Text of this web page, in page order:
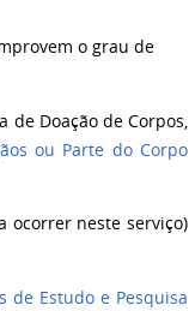
o grau de
de Doação de Corpos,
ou Parte do Corpo
ocorrer neste serviço)
de Estudo e Pesquisa